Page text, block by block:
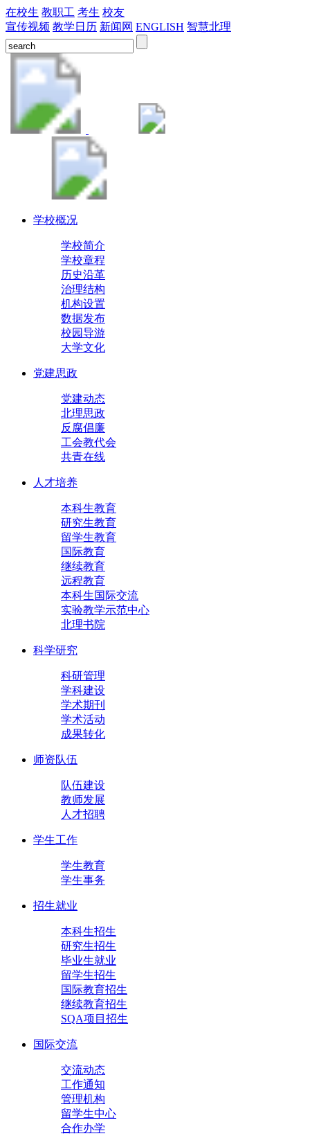
在校生 教职工 考生 校友
宣传视频 教学日历 新闻网 ENGLISH 智慧北理
学校概况
学校简介
学校章程
历史沿革
治理结构
机构设置
数据发布
校园导游
大学文化
党建思政
党建动态
北理思政
反腐倡廉
工会教代会
共青在线
人才培养
本科生教育
研究生教育
留学生教育
国际教育
继续教育
远程教育
本科生国际交流
实验教学示范中心
北理书院
科学研究
科研管理
学科建设
学术期刊
学术活动
成果转化
师资队伍
队伍建设
教师发展
人才招聘
学生工作
学生教育
学生事务
招生就业
本科生招生
研究生招生
毕业生就业
留学生招生
国际教育招生
继续教育招生
SQA项目招生
国际交流
交流动态
工作通知
管理机构
留学生中心
合作办学